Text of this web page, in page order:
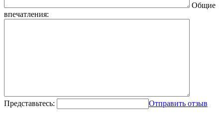
Общие
впечатления:
Представьтесь: Отправить отзыв